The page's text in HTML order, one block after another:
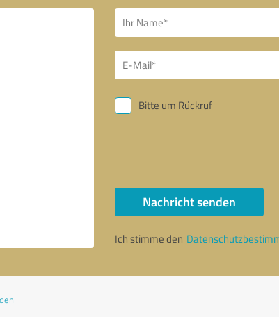
Bitte um Rückruf
Nachricht senden
Ich stimme den